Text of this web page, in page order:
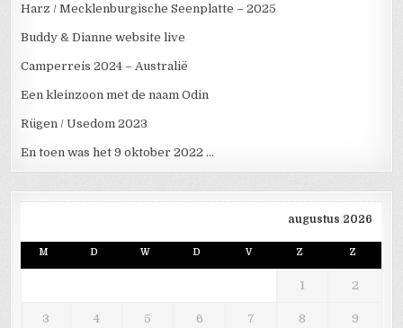
Harz / Mecklenburgische Seenplatte – 2025
Buddy & Dianne website live
Camperreis 2024 – Australië
Een kleinzoon met de naam Odin
Rügen / Usedom 2023
En toen was het 9 oktober 2022 …
augustus 2026
M D W D V Z Z
1 2
3 4 5 6 7 8 9